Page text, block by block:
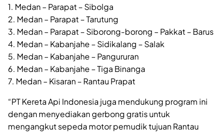
1. Medan – Parapat – Sibolga
2. Medan – Parapat – Tarutung
3. Medan – Parapat – Siborong-borong – Pakkat – Barus
4. Medan – Kabanjahe – Sidikalang – Salak
5. Medan – Kabanjahe – Pangururan
6. Medan – Kabanjahe – Tiga Binanga
7. Medan – Kisaran – Rantau Prapat
“PT Kereta Api Indonesia juga mendukung program ini
dengan menyediakan gerbong gratis untuk
mengangkut sepeda motor pemudik tujuan Rantau